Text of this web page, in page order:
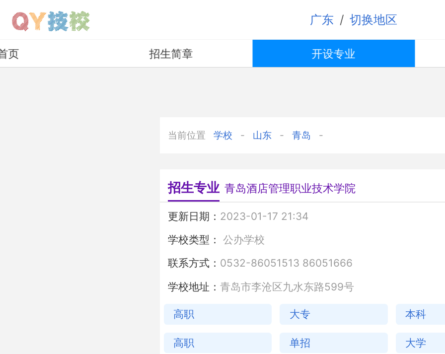
广东 / 切换地区
页 招生简章 开设专业
当前位置 学校 山东 青岛
招生专业 青岛酒店管理职业技术学院
更新日期： 2023-01-17 21:34
学校类型： 公办学校
联系方式： 0532-86051513 86051666
学校地址： 青岛市李沧区九水东路599号
高职 大专 本科
高职 单招 大学